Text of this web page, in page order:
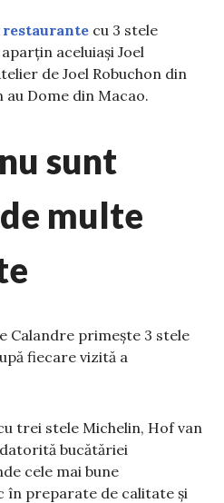
restaurante cu 3 stele
aceluiași Joel
de Joel Robuchon din
au Dome din Macao.
sunt
multe
Calandre primește 3 stele
fiecare vizită a
trei stele Michelin, Hof van
bucătăriei
cele mai bune
în preparate de calitate și